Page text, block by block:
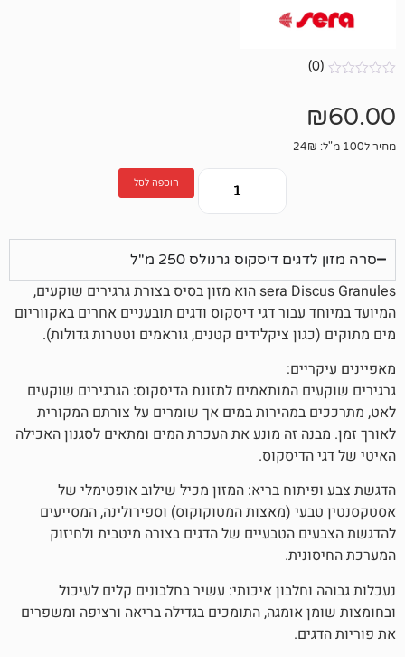
הוספה לסל
דיסקוס גרנולס 250 מ"ל
sera Discus Granules הוא מזון בסיס בצורת גרגירים שוקעים,
דגי דיסקוס ודגים תובעניים אחרים באקווריום
ציקלידים קטנים, גוראמים וטטרות גדולות).
המותאמים לתזונת הדיסקוס: הגרגירים שוקעים
במים אך שומרים על צורתם המקורית
זה מונע את העכרת המים ומתאים לסגנון האכילה
בריא: המזון מכיל שילוב אופטימלי של
(מאצות המטוקוקוס) וספירולינה, המסייעים
של הדגים בצורה מיטבית ולחיזוק
איכותי: עשיר בחלבונים קלים לעיכול
התומכים בגדילה בריאה ורציפה ומשפרים